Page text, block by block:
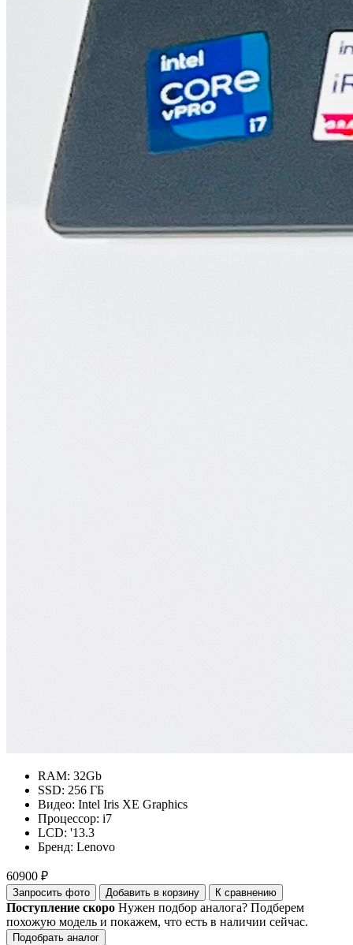
RAM: 32Gb
SSD: 256 ГБ
Видео: Intel Iris XE Graphics
Процессор: i7
LCD: '13.3
Бренд: Lenovo
60900 ₽
Запросить фото Добавить в корзину К сравнению
Поступление скоро Нужен подбор аналога? Подберем
похожую модель и покажем, что есть в наличии сейчас.
Подобрать аналог